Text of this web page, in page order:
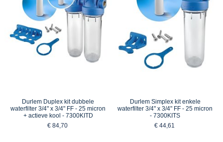
Durlem Duplex kit dubbele
waterfilter 3/4" x 3/4" FF - 25 micron
+ actieve kool - 7300KITD
€ 84,70
Durlem Simplex kit enkele
waterfilter 3/4" x 3/4" FF - 25 micron
- 7300KITS
€ 44,61